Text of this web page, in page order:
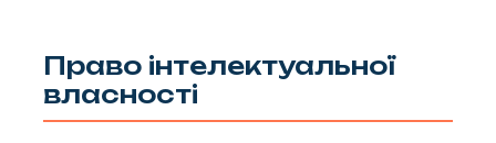
Право інтелектуальної
власності